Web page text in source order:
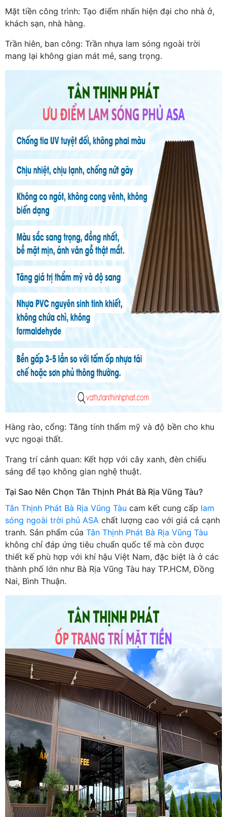
Mặt tiền công trình: Tạo điểm nhấn hiện đại cho nhà ở,
khách sạn, nhà hàng.
Trần hiên, ban công: Trần nhựa lam sóng ngoài trời
mang lại không gian mát mẻ, sang trọng.
Hàng rào, cổng: Tăng tính thẩm mỹ và độ bền cho khu
vực ngoại thất.
Trang trí cảnh quan: Kết hợp với cây xanh, đèn chiếu
sáng để tạo không gian nghệ thuật.
Tại Sao Nên Chọn Tân Thịnh Phát Bà Rịa Vũng Tàu?
Tân Thịnh Phát Bà Rịa Vũng Tàu cam kết cung cấp lam
sóng ngoài trời phủ ASA chất lượng cao với giá cả cạnh
tranh. Sản phẩm của Tân Thịnh Phát Bà Rịa Vũng Tàu
không chỉ đáp ứng tiêu chuẩn quốc tế mà còn được
thiết kế phù hợp với khí hậu Việt Nam, đặc biệt là ở các
thành phố lớn như Bà Rịa Vũng Tàu hay TP.HCM, Đồng
Nai, Bình Thuận.